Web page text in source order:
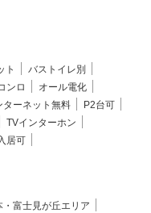
ト
バストイレ別
ンロ
オール電化
ターネット無料
P2台可
TVインターホン
居可
・富士見が丘エリア